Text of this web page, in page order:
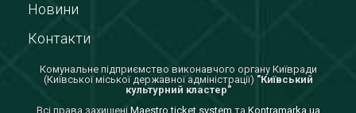
Новини
Контакти
Комунальне підприємство виконавчого органу Київради
(Київської міської державної адміністрації) "Київський
культурний кластер"
Всi права захищенi Maestro ticket system та Kontramarka.ua